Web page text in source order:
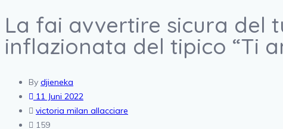
La fai avvertire sicura del
inflazionata del tipico “Ti
By djieneka
11 Juni 2022
victoria milan allacciare
159